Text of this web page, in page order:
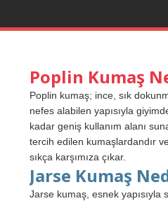
Poplin Kumaş
Poplin kumaş; ince, sık
nefes alabilen yapısıyla
kadar geniş kullanım alanı
tercih edilen kumaşlardandır
sıkça karşımıza çıkar.
Jarse Kumaş
Jarse kumaş, esnek yapısıyla